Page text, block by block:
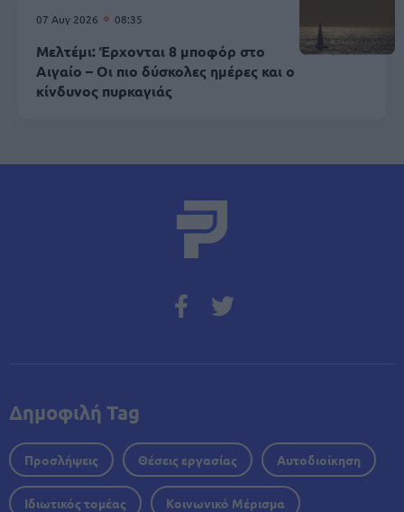
07 Αυγ 2026 08:35
Μελτέμι: Έρχονται 8 μποφόρ στο
Αιγαίο – Οι πιο δύσκολες ημέρες και ο
κίνδυνος πυρκαγιάς
Δημοφιλή Tag
Προσλήψεις Θέσεις εργασίας Αυτοδιοίκηση
Ιδιωτικός τομέας Κοινωνικό Μέρισμα